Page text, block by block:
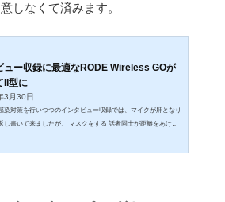
しなくて済みます。
ュー収録に最適なRODE Wireless GOが
II型に
3月30日
染対策を行いつつのインタビュー収録では、マイクが肝となり
したが、 マスクをする 話者同士が距離をあける